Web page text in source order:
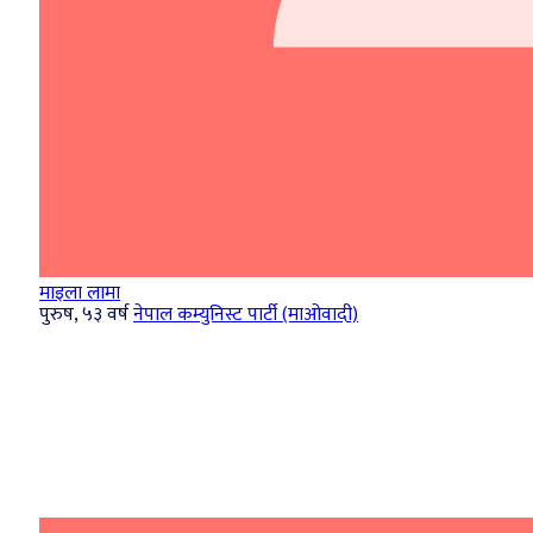
माइला लामा
पुरुष, ५३ वर्षनेपाल कम्युनिस्ट पार्टी (माओवादी)